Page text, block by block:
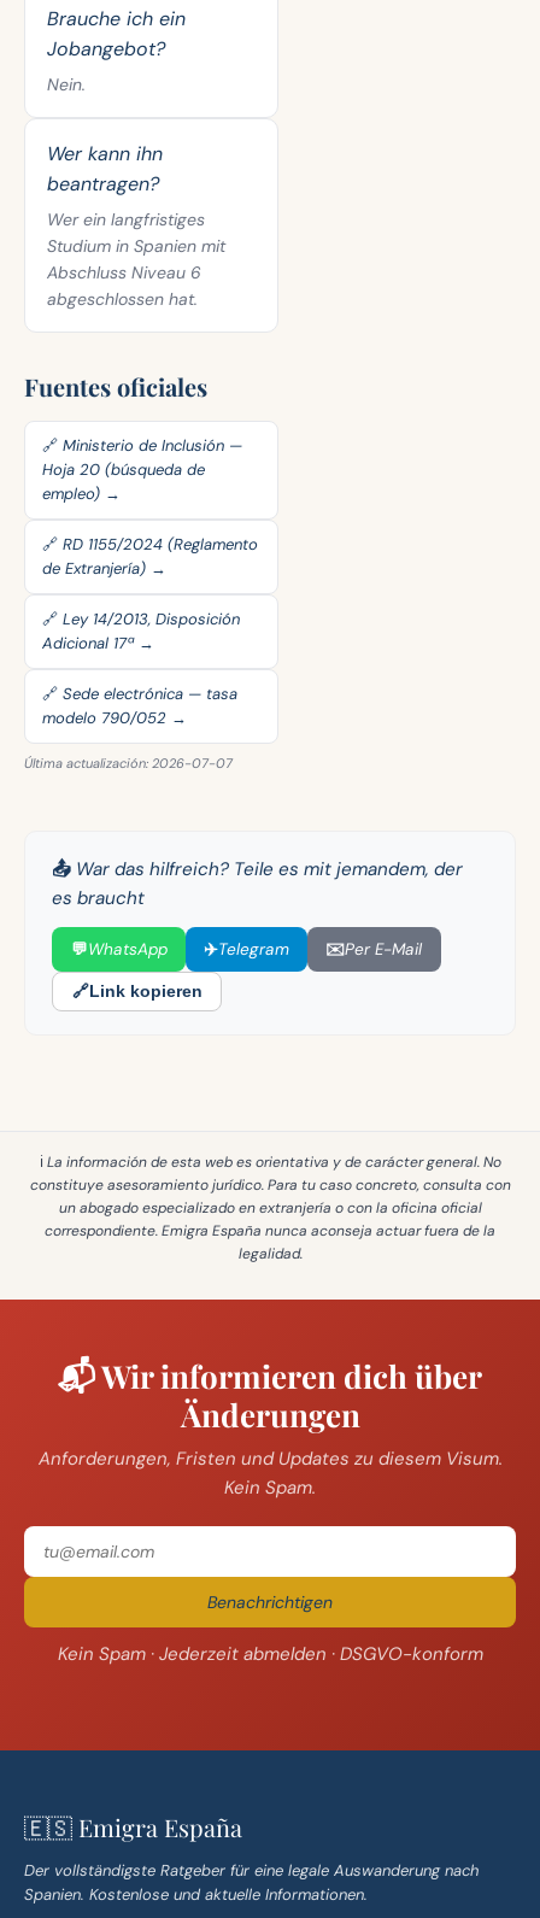
Brauche ich ein
Jobangebot?
Nein.
Wer kann ihn
beantragen?
Wer ein langfristiges
Studium in Spanien mit
Abschluss Niveau 6
abgeschlossen hat.
Fuentes oficiales
🔗 Ministerio de Inclusión —
Hoja 20 (búsqueda de
empleo) →
🔗 RD 1155/2024 (Reglamento
de Extranjería) →
🔗 Ley 14/2013, Disposición
Adicional 17ª →
🔗 Sede electrónica — tasa
modelo 790/052 →
Última actualización: 2026-07-07
📤 War das hilfreich? Teile es mit jemandem, der
es braucht
💬WhatsApp ✈️Telegram ✉️Per E-Mail
🔗Link kopieren
ℹ️ La información de esta web esorientativa y de carácter general. No
constituye asesoramiento jurídico. Para tu caso concreto, consulta con
un abogado especializado en extranjería o con la oficina oficial
correspondiente. Emigra España nunca aconseja actuar fuera de la
legalidad.
📬 Wir informieren dich über
Änderungen
Anforderungen, Fristen und Updates zu diesem Visum.
Kein Spam.
Benachrichtigen
Kein Spam · Jederzeit abmelden · DSGVO-konform
🇪🇸 Emigra España
Der vollständigste Ratgeber für eine legale Auswanderung nach
Spanien. Kostenlose und aktuelle Informationen.